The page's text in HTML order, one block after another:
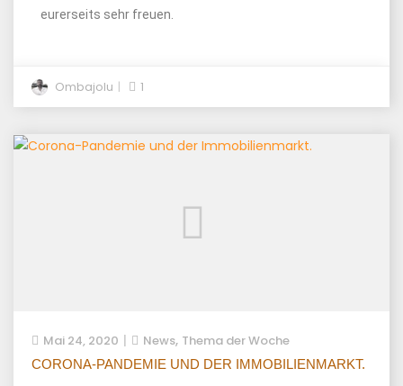
eurerseits sehr freuen.
Ombajolu 1
Mai 24, 2020 News, Thema der Woche
CORONA-PANDEMIE UND DER IMMOBILIENMARKT.